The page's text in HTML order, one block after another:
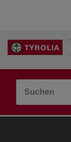
LEBEN &